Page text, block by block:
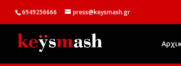
6949256666 press@keysmash.gr